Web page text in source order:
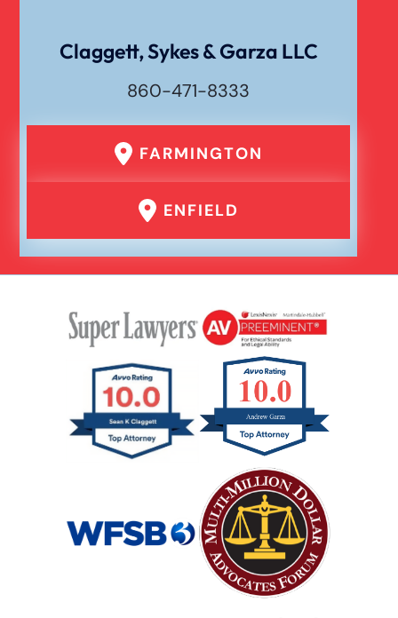
Claggett, Sykes & Garza LLC
860-471-8333
FARMINGTON
ENFIELD